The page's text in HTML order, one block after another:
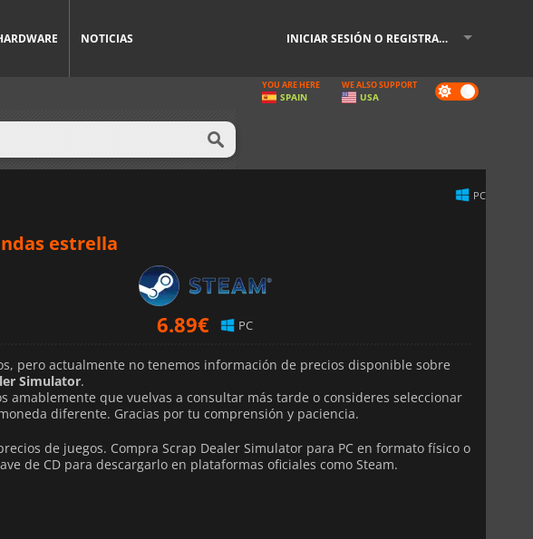
NOTICIAS INICIAR SESIÓN O REGISTRARSE
Dark
mode
YOU ARE HERE
SPAIN
WE ALSO SUPPORT
USA
PC
estrella
6.89€ PC
pero actualmente no tenemos información de precios disponible sobre
Simulator.
amablemente que vuelvas a consultar más tarde o consideres seleccionar
diferente. Gracias por tu comprensión y paciencia.
de juegos. Compra Scrap Dealer Simulator para PC en formato físico o
de CD para descargarlo en plataformas oficiales como Steam.